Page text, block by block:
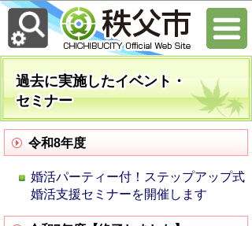
過去に実施したイベント・
セミナー
令和8年度
婚活パーティー付！ステップアップ式
婚活支援セミナーを開催します